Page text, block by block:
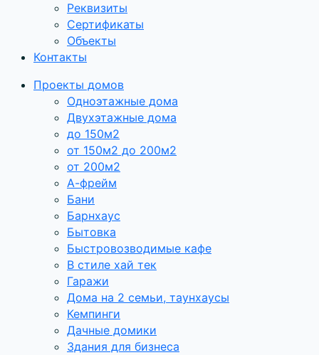
Реквизиты
Сертификаты
Объекты
Контакты
Проекты домов
Одноэтажные дома
Двухэтажные дома
до 150м2
от 150м2 до 200м2
от 200м2
А-фрейм
Бани
Барнхаус
Бытовка
Быстровозводимые кафе
В стиле хай тек
Гаражи
Дома на 2 семьи, таунхаусы
Кемпинги
Дачные домики
Здания для бизнеса